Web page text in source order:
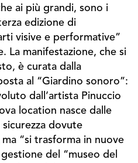
ai più grandi, sono i
edizione di
visive e performative”
La manifestazione, che si
è curata dalla
al “Giardino sonoro”:
dall’artista Pinuccio
location nasce dalle
dovute
“si trasforma in nuove
del “museo del